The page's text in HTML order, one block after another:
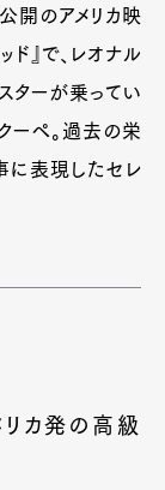
開のアメリカ映
ド』で、レオナル
スターが乗ってい
ーペ。過去の栄
に表現したセレ
カ発の高級